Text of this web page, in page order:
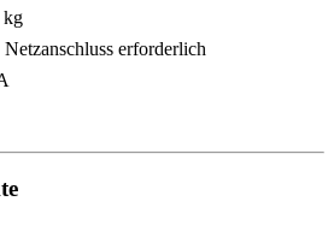
kg
erforderlich